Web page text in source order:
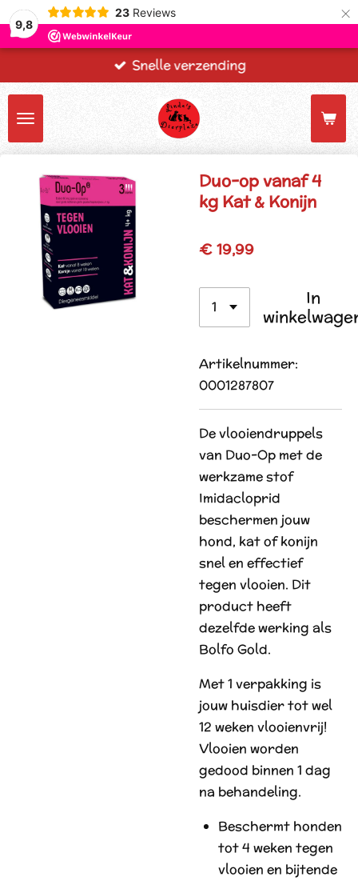
9,8
23 Reviews ×
Snelle verzending
Duo-op vanaf 4
kg Kat & Konijn
€ 19,99
In
Artikelnummer:
0001287807
De vlooiendruppels
van Duo-Op met de
werkzame stof
Imidacloprid
beschermen jouw
hond, kat of konijn
snel en effectief
tegen vlooien. Dit
product heeft
dezelfde werking als
Bolfo Gold.
Met 1 verpakking is
jouw huisdier tot wel
12 weken vlooienvrij!
Vlooien worden
gedood binnen 1 dag
na behandeling.
Beschermt honden
tot 4 weken tegen
vlooien en bijtende